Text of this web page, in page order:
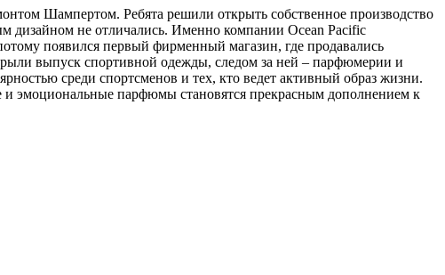
Шампертом. Ребята решили открыть собственное производство
дизайном не отличались. Именно компании Ocean Pacific
появился первый фирменный магазин, где продавались
выпуск спортивной одежды, следом за ней – парфюмерии и
среди спортсменов и тех, кто ведет активный образ жизни.
эмоциональные парфюмы становятся прекрасным дополнением к